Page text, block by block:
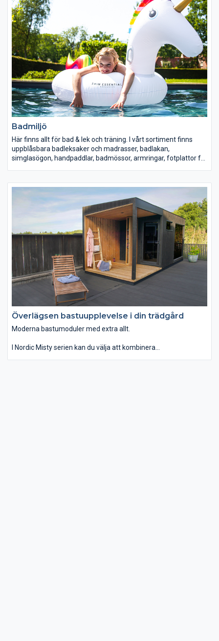
Badmiljö
Här finns allt för bad & lek och träning. I vårt sortiment finns
uppblåsbara badleksaker och madrasser, badlakan,
simglasögon, handpaddlar, badmössor, armringar, fotplattor för
Överlägsen bastuupplevelse i din trädgård
Moderna bastumoduler med extra allt.
I Nordic Misty serien kan du välja att kombinera